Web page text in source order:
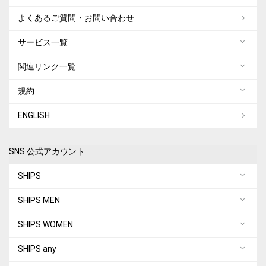
よくあるご質問・お問い合わせ
サービス一覧
関連リンク一覧
規約
ENGLISH
SNS 公式アカウント
SHIPS
SHIPS MEN
SHIPS WOMEN
SHIPS any